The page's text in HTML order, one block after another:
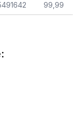
99,99